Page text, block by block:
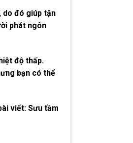
do đó giúp tận
phát ngôn
độ thấp.
bạn có thể
viết: Sưu tầm